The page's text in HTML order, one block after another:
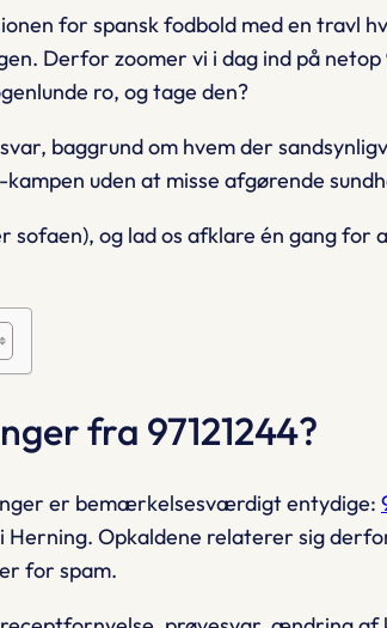
for spansk fodbold med en travl
Derfor zoomer vi i dag ind på netop
ro, og tage den?
baggrund om hvem der
kampen uden at misse afgørende
og lad os afklare én gang for
fra 97121244?
er bemærkelsesværdigt entydige:
i Herning. Opkaldene relaterer sig
for spam.